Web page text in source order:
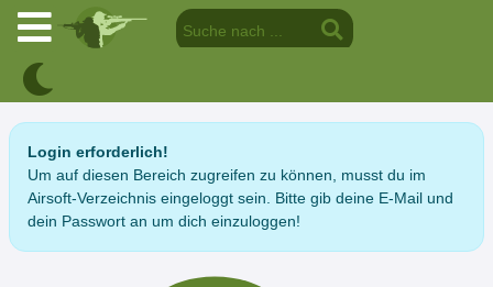
Login erforderlich!
Um auf diesen Bereich zugreifen zu können, musst du im
Airsoft-Verzeichnis eingeloggt sein. Bitte gib deine E-Mail und
dein Passwort an um dich einzuloggen!